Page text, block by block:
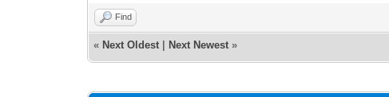
Find
« Next Oldest Next Newest »